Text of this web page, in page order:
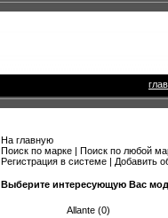
На главную
Поиск по марке | Поиск по любой
Регистрация в системе | Добавить
Выберите интересующую Вас
Allante (0)